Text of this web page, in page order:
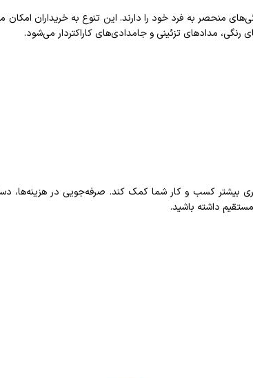
منحصر به فرد خود را دارند. این تنوع به خریداران
مدادهای تزئینی و جامدادی‌های کاراکتردار می‌شود.
بیشتر کسب و کار شما کمک کند. صرفه‌جویی در هزینه‌ها،
داشته باشید.